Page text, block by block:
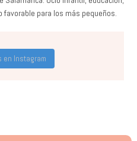
favorable para los más pequeños.
en Instagram